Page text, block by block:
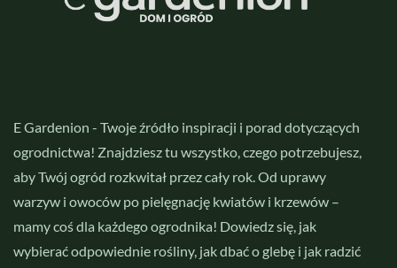
E Gardenion - Twoje źródło inspiracji i porad dotyczących
ogrodnictwa! Znajdziesz tu wszystko, czego potrzebujesz,
aby Twój ogród rozkwitał przez cały rok. Od uprawy
warzyw i owoców po pielęgnację kwiatów i krzewów –
mamy coś dla każdego ogrodnika! Dowiedz się, jak
wybierać odpowiednie rośliny, jak dbać o glebę i jak radzić